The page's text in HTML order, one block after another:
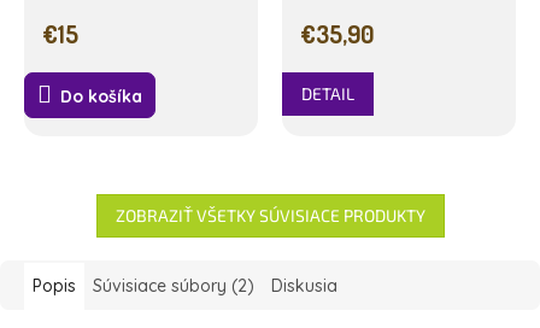
€15
Do košíka
€35,90
DETAIL
ZOBRAZIŤ VŠETKY SÚVISIACE PRODUKTY
Popis Súvisiace súbory (2) Diskusia